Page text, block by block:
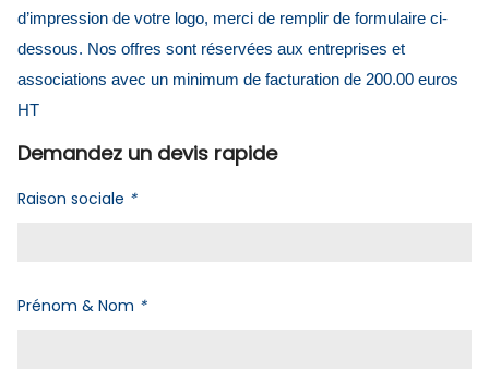
d’impression de votre logo, merci de remplir de formulaire ci-
dessous. Nos offres sont réservées aux entreprises et
associations avec un minimum de facturation de 200.00 euros
HT
Demandez un devis rapide
Raison sociale *
Prénom & Nom *